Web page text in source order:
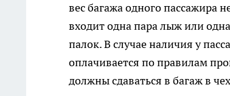
вес багажа одного пассажира
входит одна пара лыж или
палок. В случае наличия у
оплачивается по правилам
должны сдаваться в багаж в